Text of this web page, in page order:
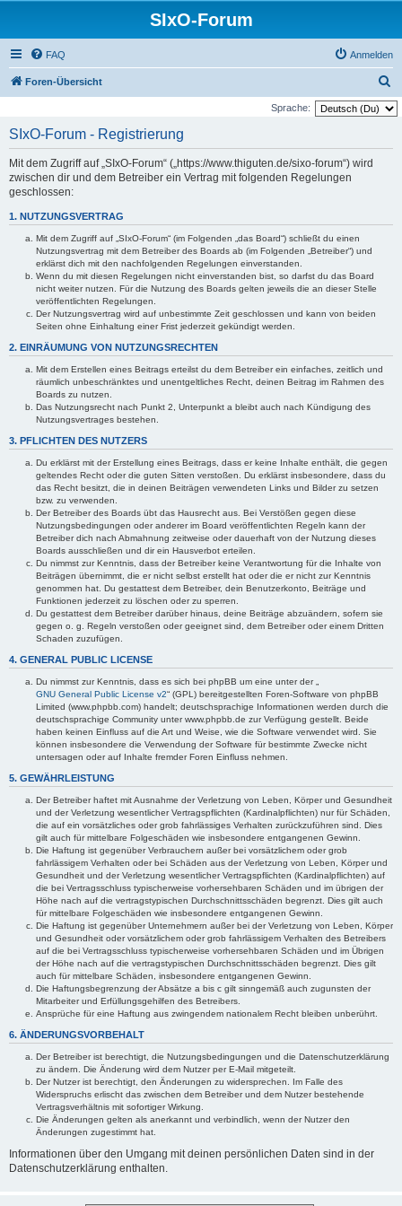
SIxO-Forum
FAQ Anmelden
Foren-Übersicht
u
Sprache:
SIxO-Forum - Registrierung
Mit dem Zugriff auf „SIxO-Forum“ („https://www.thiguten.de/sixo-forum“) wird
zwischen dir und dem Betreiber ein Vertrag mit folgenden Regelungen
geschlossen:
1. NUTZUNGSVERTRAG
Mit dem Zugriff auf „SIxO-Forum“ (im Folgenden „das Board“) schließt du einen
Nutzungsvertrag mit dem Betreiber des Boards ab (im Folgenden „Betreiber“) und
erklärst dich mit den nachfolgenden Regelungen einverstanden.
Wenn du mit diesen Regelungen nicht einverstanden bist, so darfst du das Board
nicht weiter nutzen. Für die Nutzung des Boards gelten jeweils die an dieser Stelle
veröffentlichten Regelungen.
Der Nutzungsvertrag wird auf unbestimmte Zeit geschlossen und kann von beiden
Seiten ohne Einhaltung einer Frist jederzeit gekündigt werden.
2. EINRÄUMUNG VON NUTZUNGSRECHTEN
Mit dem Erstellen eines Beitrags erteilst du dem Betreiber ein einfaches, zeitlich und
räumlich unbeschränktes und unentgeltliches Recht, deinen Beitrag im Rahmen des
Boards zu nutzen.
Das Nutzungsrecht nach Punkt 2, Unterpunkt a bleibt auch nach Kündigung des
Nutzungsvertrages bestehen.
3. PFLICHTEN DES NUTZERS
Du erklärst mit der Erstellung eines Beitrags, dass er keine Inhalte enthält, die gegen
geltendes Recht oder die guten Sitten verstoßen. Du erklärst insbesondere, dass du
das Recht besitzt, die in deinen Beiträgen verwendeten Links und Bilder zu setzen
bzw. zu verwenden.
Der Betreiber des Boards übt das Hausrecht aus. Bei Verstößen gegen diese
Nutzungsbedingungen oder anderer im Board veröffentlichten Regeln kann der
Betreiber dich nach Abmahnung zeitweise oder dauerhaft von der Nutzung dieses
Boards ausschließen und dir ein Hausverbot erteilen.
Du nimmst zur Kenntnis, dass der Betreiber keine Verantwortung für die Inhalte von
Beiträgen übernimmt, die er nicht selbst erstellt hat oder die er nicht zur Kenntnis
genommen hat. Du gestattest dem Betreiber, dein Benutzerkonto, Beiträge und
Funktionen jederzeit zu löschen oder zu sperren.
Du gestattest dem Betreiber darüber hinaus, deine Beiträge abzuändern, sofern sie
gegen o. g. Regeln verstoßen oder geeignet sind, dem Betreiber oder einem Dritten
Schaden zuzufügen.
4. GENERAL PUBLIC LICENSE
Du nimmst zur Kenntnis, dass es sich bei phpBB um eine unter der „
GNU General Public License v2“ (GPL) bereitgestellten Foren-Software von phpBB
Limited (www.phpbb.com) handelt; deutschsprachige Informationen werden durch die
deutschsprachige Community unter www.phpbb.de zur Verfügung gestellt. Beide
haben keinen Einfluss auf die Art und Weise, wie die Software verwendet wird. Sie
können insbesondere die Verwendung der Software für bestimmte Zwecke nicht
untersagen oder auf Inhalte fremder Foren Einfluss nehmen.
5. GEWÄHRLEISTUNG
Der Betreiber haftet mit Ausnahme der Verletzung von Leben, Körper und Gesundheit
und der Verletzung wesentlicher Vertragspflichten (Kardinalpflichten) nur für Schäden,
die auf ein vorsätzliches oder grob fahrlässiges Verhalten zurückzuführen sind. Dies
gilt auch für mittelbare Folgeschäden wie insbesondere entgangenen Gewinn.
Die Haftung ist gegenüber Verbrauchern außer bei vorsätzlichem oder grob
fahrlässigem Verhalten oder bei Schäden aus der Verletzung von Leben, Körper und
Gesundheit und der Verletzung wesentlicher Vertragspflichten (Kardinalpflichten) auf
die bei Vertragsschluss typischerweise vorhersehbaren Schäden und im übrigen der
Höhe nach auf die vertragstypischen Durchschnittsschäden begrenzt. Dies gilt auch
für mittelbare Folgeschäden wie insbesondere entgangenen Gewinn.
Die Haftung ist gegenüber Unternehmern außer bei der Verletzung von Leben, Körper
und Gesundheit oder vorsätzlichem oder grob fahrlässigem Verhalten des Betreibers
auf die bei Vertragsschluss typischerweise vorhersehbaren Schäden und im Übrigen
der Höhe nach auf die vertragstypischen Durchschnittsschäden begrenzt. Dies gilt
auch für mittelbare Schäden, insbesondere entgangenen Gewinn.
Die Haftungsbegrenzung der Absätze a bis c gilt sinngemäß auch zugunsten der
Mitarbeiter und Erfüllungsgehilfen des Betreibers.
Ansprüche für eine Haftung aus zwingendem nationalem Recht bleiben unberührt.
6. ÄNDERUNGSVORBEHALT
Der Betreiber ist berechtigt, die Nutzungsbedingungen und die Datenschutzerklärung
zu ändern. Die Änderung wird dem Nutzer per E-Mail mitgeteilt.
Der Nutzer ist berechtigt, den Änderungen zu widersprechen. Im Falle des
Widerspruchs erlischt das zwischen dem Betreiber und dem Nutzer bestehende
Vertragsverhältnis mit sofortiger Wirkung.
Die Änderungen gelten als anerkannt und verbindlich, wenn der Nutzer den
Änderungen zugestimmt hat.
Informationen über den Umgang mit deinen persönlichen Daten sind in der
Datenschutzerklärung enthalten.